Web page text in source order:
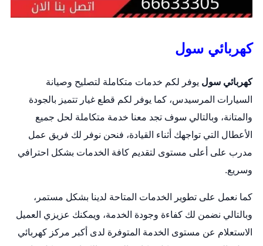
كهربائي سول
كهربائي سول يوفر لكم خدمات متكاملة لتصليح وصيانة
السيارات المرسيدس، كما يوفر لكم قطع غيار تتميز بالجودة
والمتانة، وبالتالي سوف تجد معنا خدمة متكاملة لحل جميع
الأعطال التي تواجهك أثناء القيادة، فنحن نوفر لك فريق عمل
مدرب على أعلى مستوى لتقديم كافة الخدمات بشكل احترافي
وسريع.
كما نعمل على تطوير الخدمات المتاحة لدينا بشكل مستمر،
وبالتالي نضمن لك كفاءة وجودة الخدمة، ويمكنك عزيزي العميل
الاستعلام عن مستوى الخدمة المتوفرة لدى أكبر مركز كهربائي